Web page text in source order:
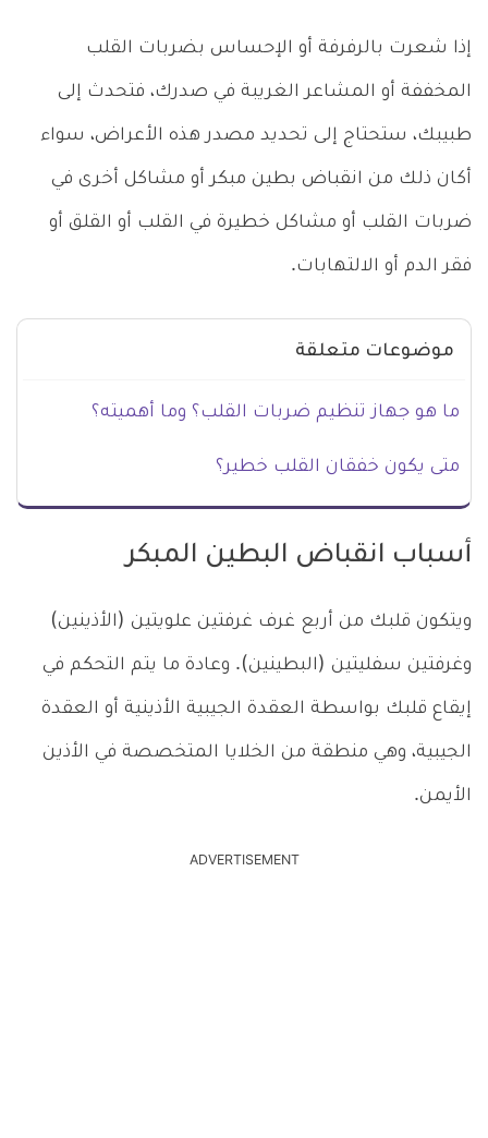
إذا شعرت بالرفرفة أو الإحساس بضربات القلب
المخففة أو المشاعر الغريبة في صدرك، فتحدث إلى
طبيبك، ستحتاج إلى تحديد مصدر هذه الأعراض، سواء
أكان ذلك من انقباض بطين مبكر أو مشاكل أخرى في
ضربات القلب أو مشاكل خطيرة في القلب أو القلق أو
فقر الدم أو الالتهابات.
موضوعات متعلقة
ما هو جهاز تنظيم ضربات القلب؟ وما أهميته؟
متى يكون خفقان القلب خطير؟
أسباب انقباض البطين المبكر
ويتكون قلبك من أربع غرف غرفتين علويتين (الأذينين)
وغرفتين سفليتين (البطينين). وعادة ما يتم التحكم في
إيقاع قلبك بواسطة العقدة الجيبية الأذينية أو العقدة
الجيبية، وهي منطقة من الخلايا المتخصصة في الأذين
الأيمن.
ADVERTISEMENT